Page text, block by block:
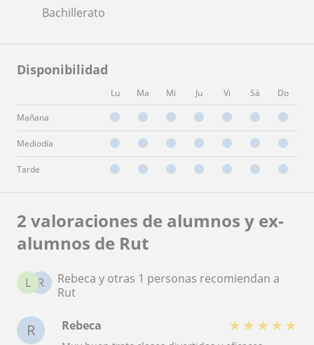
Bachillerato
Disponibilidad
Lu Ma Mi Ju Vi Sá Do
Mañana
Mediodía
Tarde
2 valoraciones de alumnos y ex-
alumnos de Rut
R
L
Rebeca y otras 1 personas recomiendan a
Rut
R Rebeca ★ ★ ★ ★ ★